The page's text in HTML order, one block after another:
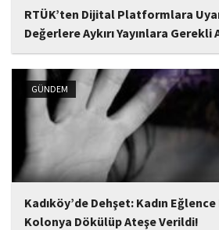
RTÜK’ten Dijital Platformlara
Değerlere Aykırı Yayınlara Gerekli
Radyo ve Televizyon Üst Kurulu (RTÜK),
yayımlanan Jasmine adlı yapıma, Türk
oluşturan aile yapısını hedef alan, milli
açıkça çelişen, kadını istismar eden...
GÜNDEM
Kadıköy’de Dehşet: Kadın
Kolonya Dökülüp Ateşe Verildi!